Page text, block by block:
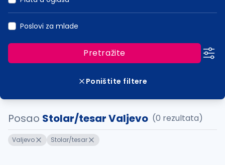
Poslovi za mlade
Pretražite
Poništite filtere
Posao Stolar/tesar Valjevo (0 rezultata)
Valjevo Stolar/tesar